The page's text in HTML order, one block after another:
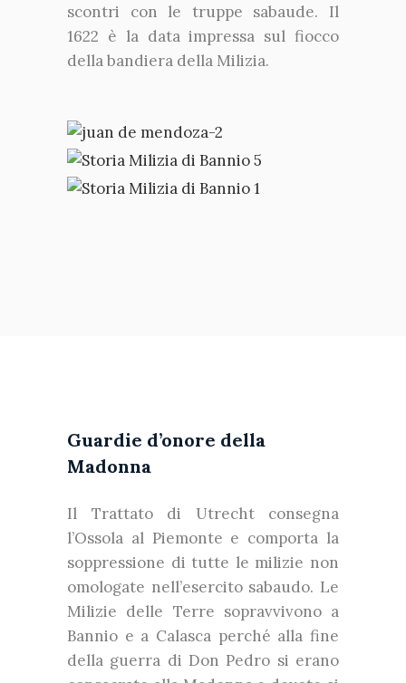
scontri con le truppe sabaude. Il
1622 è la data impressa sul fiocco
della bandiera della Milizia.
Guardie d’onore della
Madonna
Il Trattato di Utrecht consegna
l’Ossola al Piemonte e comporta la
soppressione di tutte le milizie non
omologate nell’esercito sabaudo. Le
Milizie delle Terre sopravvivono a
Bannio e a Calasca perché alla fine
della guerra di Don Pedro si erano